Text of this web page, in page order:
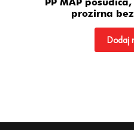
PP MAP
prozirna
Dodaj